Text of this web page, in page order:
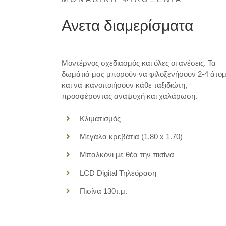
Ανετα διαμερίσματα
Μοντέρνος σχεδιασμός και όλες οι ανέσεις. Τα
δωμάτιά μας μπορούν να φιλοξενήσουν 2-4
και να ικανοποιήσουν κάθε ταξιδιώτη,
προσφέροντας αναψυχή και χαλάρωση.
Κλιματισμός
Μεγάλα κρεβάτια (1.80 x 1.70)
Μπαλκόνι με θέα την πισίνα
LCD Digital Τηλεόραση
Πισίνα 130τ.μ.